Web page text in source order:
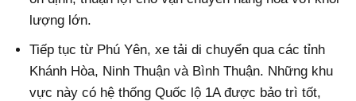
lượng lớn.
Tiếp tục từ Phú Yên, xe tải di chuyển qua các tỉnh
Khánh Hòa, Ninh Thuận và Bình Thuận. Những khu
vực này có hệ thống Quốc lộ 1A được bảo trì tốt,